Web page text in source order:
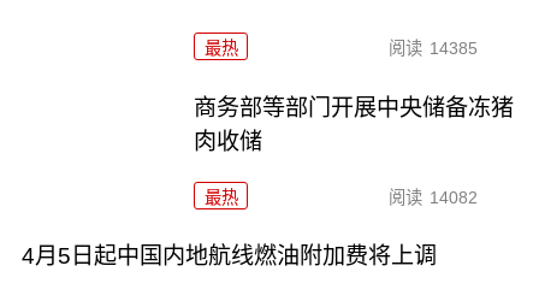
最热 阅读 14385
商务部等部门开展中央储备冻猪
肉收储
最热 阅读 14082
4月5日起中国内地航线燃油附加费将上调